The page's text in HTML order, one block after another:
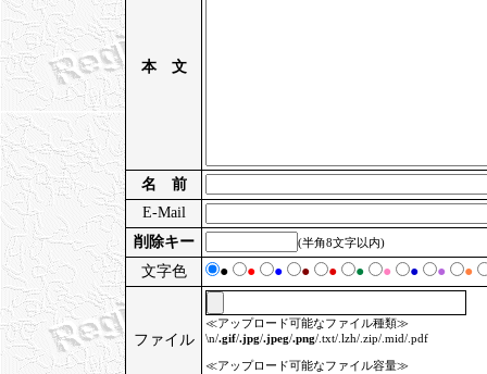
本 文
名 前
E-Mail
削除キー
(半角8文字以内)
文字色 ● ● ● ● ● ● ● ● ● ●
ファイル
≪アップロード可能なファイル種類≫
\n/.gif/.jpg/.jpeg/.png/.txt/.lzh/.zip/.mid/.pdf
≪アップロード可能なファイル容量≫